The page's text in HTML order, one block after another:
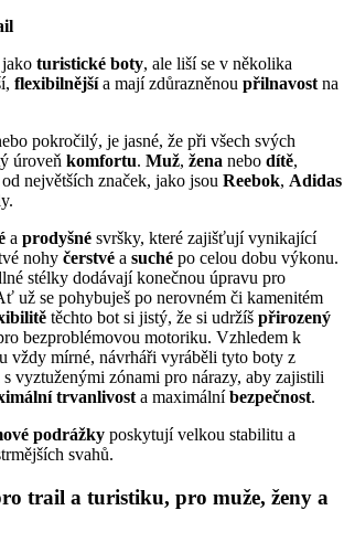
turistické boty, ale liší se v několika
flexibilnějšía mají zdůrazněnou přilnavostna
pokročilý, je jasné, že při všech svých
úroveň komfortu. Muž, žena nebo dítě,
největších značek, jako jsou Reebok, Adidas
a prodyšné svršky, které zajišťují vynikající
nohy čerstvé a suché po celou dobu výkonu.
stélky dodávají konečnou úpravu pro
už se pohybuješ po nerovném či kamenitém
těchto bot si jistý, že si udržíš přirozený
bezproblémovou motoriku. Vzhledem k
vždy mírné, návrháři vyráběli tyto boty z
s vyztuženými zónami pro nárazy, aby zajistili
trvanlivosta maximálníbezpečnost.
podrážky poskytují velkou stabilitu a
svahů.
trail a turistiku, pro muže, ženy a